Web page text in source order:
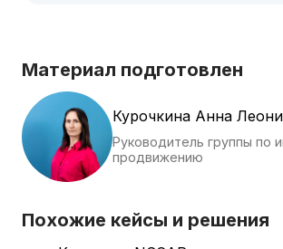
Материал подготовлен
Курочкина Анна
Руководитель группы по
продвижению
Похожие кейсы и решения